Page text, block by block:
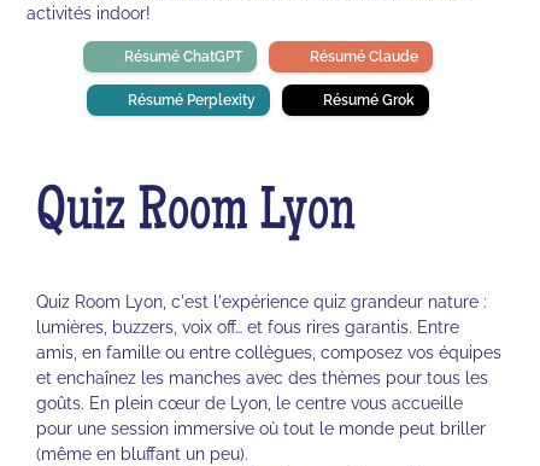
activités indoor!
Résumé ChatGPT Résumé Claude
Résumé Perplexity Résumé Grok
Quiz Room Lyon
Quiz Room Lyon, c'est l'expérience quiz grandeur nature :
lumières, buzzers, voix off… et fous rires garantis. Entre
amis, en famille ou entre collègues, composez vos équipes
et enchaînez les manches avec des thèmes pour tous les
goûts. En plein cœur de Lyon, le centre vous accueille
pour une session immersive où tout le monde peut briller
(même en bluffant un peu).